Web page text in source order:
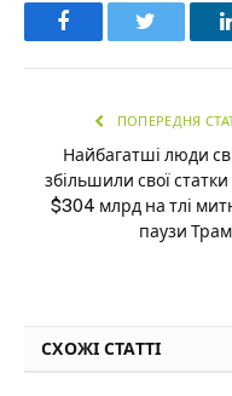
Facebook
ПОПЕРЕДНЯ
Найбагатші люди
збільшили свої статки
$304 млрд на тлі
паузи
СХОЖІ СТАТТІ